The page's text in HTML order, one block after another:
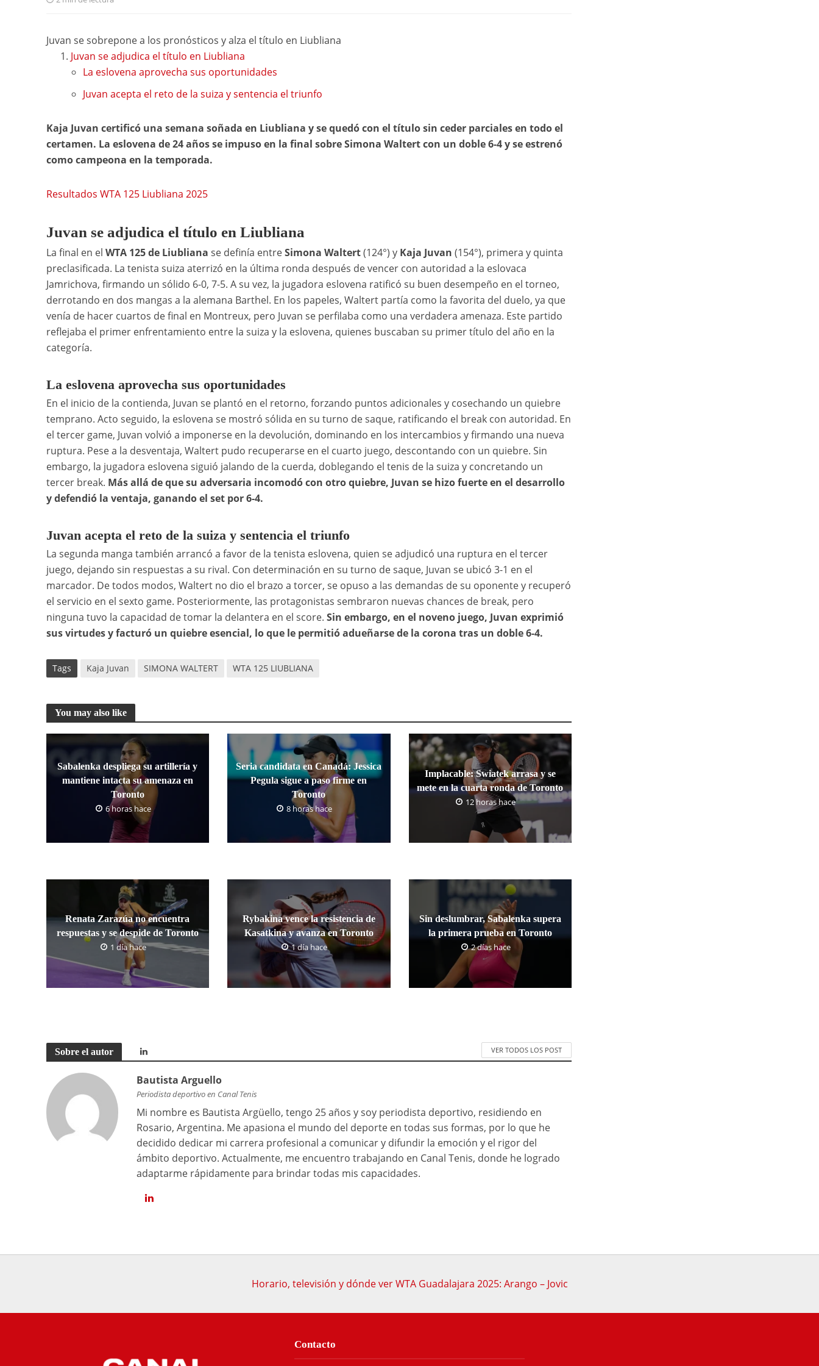
Juvan se sobrepone a los pronósticos y alza el título en Liubliana
Juvan se adjudica el título en Liubliana
La eslovena aprovecha sus oportunidades
Juvan acepta el reto de la suiza y sentencia el triunfo
Kaja Juvan certificó una semana soñada en Liubliana y se quedó con el título sin ceder parciales en todo el
certamen. La eslovena de 24 años se impuso en la final sobre Simona Waltert con un doble 6-4 y se estrenó
como campeona en la temporada.
Resultados WTA 125 Liubliana 2025
Juvan se adjudica el título en Liubliana
La final en el WTA 125 de Liubliana se definía entreSimona Waltert(124°) y Kaja Juvan (154°), primera y quinta
preclasificada. La tenista suiza aterrizó en la última ronda después de vencer con autoridad a la eslovaca
Jamrichova, firmando un sólido 6-0, 7-5. A su vez, la jugadora eslovena ratificó su buen desempeño en el torneo,
derrotando en dos mangas a la alemana Barthel. En los papeles, Waltert partía como la favorita del duelo, ya que
venía de hacer cuartos de final en Montreux, pero Juvan se perfilaba como una verdadera amenaza. Este partido
reflejaba el primer enfrentamiento entre la suiza y la eslovena, quienes buscaban su primer título del año en la
categoría.
La eslovena aprovecha sus oportunidades
En el inicio de la contienda, Juvan se plantó en el retorno, forzando puntos adicionales y cosechando un quiebre
temprano. Acto seguido, la eslovena se mostró sólida en su turno de saque, ratificando el break con autoridad. En
el tercer game, Juvan volvió a imponerse en la devolución, dominando en los intercambios y firmando una nueva
ruptura. Pese a la desventaja, Waltert pudo recuperarse en el cuarto juego, descontando con un quiebre. Sin
embargo, la jugadora eslovena siguió jalando de la cuerda, doblegando el tenis de la suiza y concretando un
tercer break. Más allá de que su adversaria incomodó con otro quiebre, Juvan se hizo fuerte en el desarrollo
y defendió la ventaja, ganando el set por 6-4.
Juvan acepta el reto de la suiza y sentencia el triunfo
La segunda manga también arrancó a favor de la tenista eslovena, quien se adjudicó una ruptura en el tercer
juego, dejando sin respuestas a su rival. Con determinación en su turno de saque, Juvan se ubicó 3-1 en el
marcador. De todos modos, Waltert no dio el brazo a torcer, se opuso a las demandas de su oponente y recuperó
el servicio en el sexto game. Posteriormente, las protagonistas sembraron nuevas chances de break, pero
ninguna tuvo la capacidad de tomar la delantera en el score. Sin embargo, en el noveno juego, Juvan exprimió
sus virtudes y facturó un quiebre esencial, lo que le permitió adueñarse de la corona tras un doble 6-4.
Tags Kaja Juvan SIMONA WALTERT WTA 125 LIUBLIANA
You may also like
Sabalenka despliega su artillería y
mantiene intacta su amenaza en
Toronto
6 horas hace
Seria candidata en Canadá: Jessica
Pegula sigue a paso firme en
Toronto
8 horas hace
Implacable: Swiatek arrasa y se
mete en la cuarta ronda de Toronto
12 horas hace
Renata Zarazúa no encuentra
respuestas y se despide de Toronto
1 día hace
Rybakina vence la resistencia de
Kasatkina y avanza en Toronto
1 día hace
Sin deslumbrar, Sabalenka supera
la primera prueba en Toronto
2 días hace
Sobre el autor VER TODOS LOS POST
Bautista Arguello
Periodista deportivo en Canal Tenis
Mi nombre es Bautista Argüello, tengo 25 años y soy periodista deportivo, residiendo en
Rosario, Argentina. Me apasiona el mundo del deporte en todas sus formas, por lo que he
decidido dedicar mi carrera profesional a comunicar y difundir la emoción y el rigor del
ámbito deportivo. Actualmente, me encuentro trabajando en Canal Tenis, donde he logrado
adaptarme rápidamente para brindar todas mis capacidades.
Horario, televisión y dónde ver WTA Guadalajara 2025: Arango – Jovic
Contacto